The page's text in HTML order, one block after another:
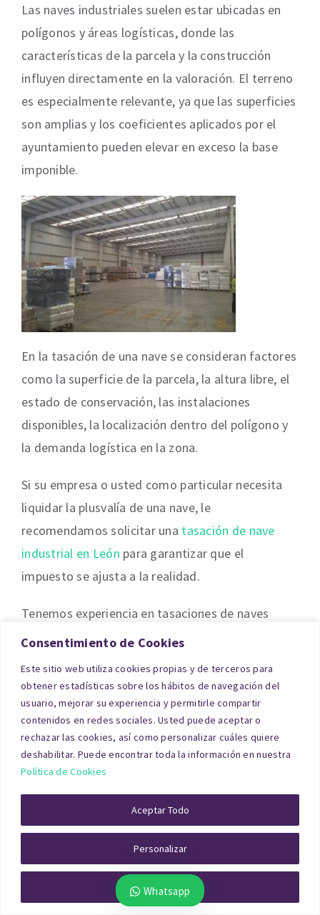
Consentimiento de Cookies
Este sitio web utiliza cookies propias y de terceros para
obtener estadísticas sobre los hábitos de navegación del
usuario, mejorar su experiencia y permitirle compartir
contenidos en redes sociales. Usted puede aceptar o
rechazar las cookies, así como personalizar cuáles quiere
deshabilitar. Puede encontrar toda la información en nuestra
Política de Cookies
Personalizar
Rechazar Todo
Aceptar Todo
Las naves industriales suelen estar ubicadas en
polígonos y áreas logísticas, donde las
características de la parcela y la construcción
influyen directamente en la valoración. El terreno
es especialmente relevante, ya que las superficies
son amplias y los coeficientes aplicados por el
ayuntamiento pueden elevar en exceso la base
imponible.
En la tasación de una nave se consideran factores
como la superficie de la parcela, la altura libre, el
estado de conservación, las instalaciones
disponibles, la localización dentro del polígono y
la demanda logística en la zona.
Si su empresa o usted como particular necesita
liquidar la plusvalía de una nave, le
recomendamos solicitar una tasación de nave
industrial en León para garantizar que el
impuesto se ajusta a la realidad.
Tenemos experiencia en tasaciones de naves
industriales en Onzonilla (Onzonilla/León);
(Villadangos del Páramo); Camponaraya
(Camponaraya); El Bierzo (Ponferrada); Polígono
de La Llanada (León); Cistierna (Cistierna);
Astorga (Astorga); Sahagún (Sahagún); La Bañeza
(La Bañeza) entre otros.
Solar o Terreno en León
En el caso de solares o terrenos, toda la
valoración recae sobre el suelo, lo que exige un
análisis exhaustivo de su clasificación urbanística,
Whatsapp